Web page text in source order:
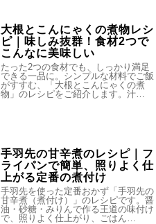
大根とこんにゃくの煮物レシ
ピ｜味しみ抜群！食材2つで
こんなに美味しい
たった2つの食材でも、しっかり満足
できる一品に。シンプルな材料でご飯
がすすむ、「大根とこんにゃくの煮
物」のレシピをご紹介します。汁…
手羽先の甘辛煮のレシピ｜フ
ライパンで簡単、照りよく仕
上がる定番の煮付け
手羽先を使った定番おかず「手羽先の
甘辛煮（煮付け）」のレシピです。醤
油・砂糖・みりんで作る王道の味付け
で、照りよく仕上がり、ごはん…